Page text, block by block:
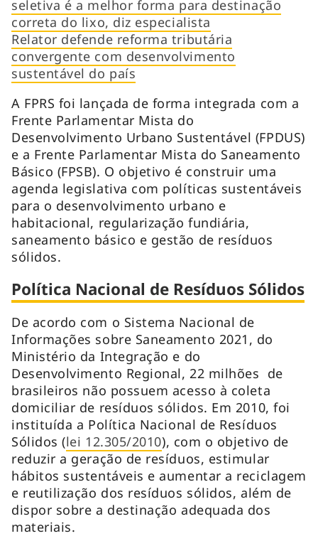
seletiva é a melhor forma para destinação
correta do lixo, diz especialista
Relator defende reforma tributária
convergente com desenvolvimento
sustentável do país
A FPRS foi lançada de forma integrada com a
Frente Parlamentar Mista do
Desenvolvimento Urbano Sustentável (FPDUS)
e a Frente Parlamentar Mista do Saneamento
Básico (FPSB). O objetivo é construir uma
agenda legislativa com políticas sustentáveis
para o desenvolvimento urbano e
habitacional, regularização fundiária,
saneamento básico e gestão de resíduos
sólidos.
Política Nacional de Resíduos Sólidos
De acordo com o Sistema Nacional de
Informações sobre Saneamento 2021, do
Ministério da Integração e do
Desenvolvimento Regional, 22 milhões de
brasileiros não possuem acesso à coleta
domiciliar de resíduos sólidos. Em 2010, foi
instituída a Política Nacional de Resíduos
Sólidos (lei 12.305/2010), com o objetivo de
reduzir a geração de resíduos, estimular
hábitos sustentáveis e aumentar a reciclagem
e reutilização dos resíduos sólidos, além de
dispor sobre a destinação adequada dos
materiais.